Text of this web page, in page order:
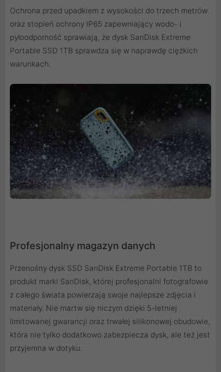
Ochrona przed upadkiem z wysokości do trzech metrów
oraz stopień ochrony IP65 zapewniający wodo- i
pyłoodporność sprawiają, że dysk SanDisk Extreme
Portable SSD 1TB sprawdza się w naprawdę ciężkich
warunkach.
Profesjonalny magazyn danych
Przenośny dysk SSD SanDisk Extreme Portable 1TB to
produkt marki SanDisk, której profesjonalni fotografowie
z całego świata powierzają swoje najlepsze zdjęcia i
materiały. Nie martw się niczym dzięki 5-letniej
limitowanej gwarancji oraz trwałej silikonowej obudowie,
która nie tylko dodatkowo zabezpiecza dysk, ale też jest
przyjemna w dotyku.